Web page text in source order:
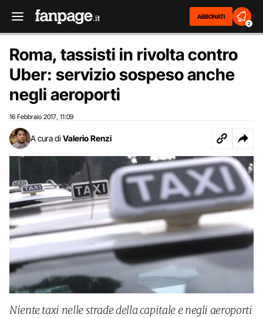
ABBONATI
2
Roma, tassisti in rivolta contro
Uber: servizio sospeso anche
negli aeroporti
16 Febbraio 2017 11:09
A cura di Valerio Renzi
Niente taxi nelle strade della capitale e negli aeroporti